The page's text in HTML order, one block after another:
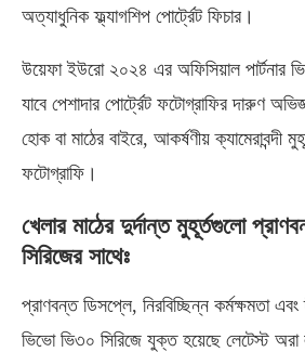
অত্যাধুনিক ফ্ল্যাগশিপ পোর্ট্রেট ফিচার।
উয়েফা ইউরো ২০২৪ এর অফিসিয়াল পার্টনার
যাবে পেশাদার পোর্ট্রেট ফটোগ্রাফির দারুণ
হোক বা মাঠের বাইরে, আকর্ষণীয় ক্যামেরাবন্দী
ফটোগ্রাফি।
খেলার মাঠের দুর্দান্ত মুহূর্তগুলো
সিরিজের সাথেঃ
প্রাণবন্ত ডিসপ্লে, নিরবিচ্ছিন্ন কর্মক্ষমতা এবং
ভিভো ভি৩০ সিরিজে যুক্ত হয়েছে লেটেস্ট অরা